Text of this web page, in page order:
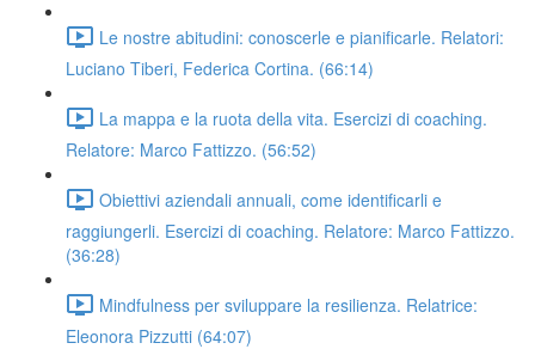
Le nostre abitudini: conoscerle e pianificarle. Relatori:
Luciano Tiberi, Federica Cortina. (66:14)
La mappa e la ruota della vita. Esercizi di coaching.
Relatore: Marco Fattizzo. (56:52)
Obiettivi aziendali annuali, come identificarli e
raggiungerli. Esercizi di coaching. Relatore: Marco Fattizzo.
(36:28)
Mindfulness per sviluppare la resilienza. Relatrice:
Eleonora Pizzutti (64:07)